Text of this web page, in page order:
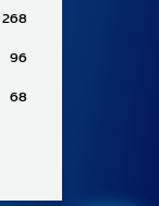
268
96
68